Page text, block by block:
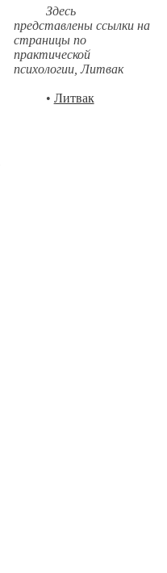
Здесь
представлены ссылки на
страницы по
практической
психологии, Литвак
• Литвак